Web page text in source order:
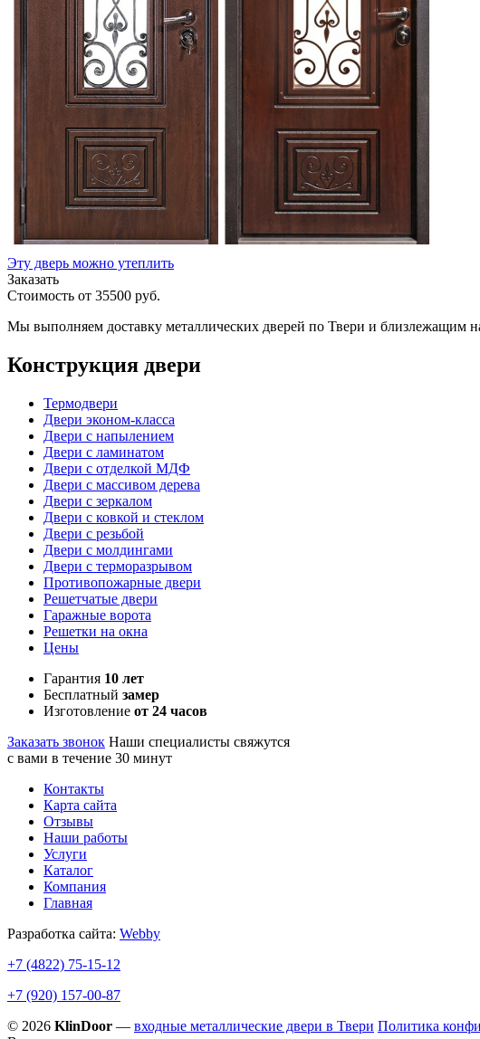
Эту дверь можно утеплить
Заказать
Стоимость от 35500 руб.
Мы выполняем доставку металлических дверей по Твери и близлежащим
Конструкция двери
Термодвери
Двери эконом-класса
Двери с напылением
Двери с ламинатом
Двери с отделкой МДФ
Двери с массивом дерева
Двери с зеркалом
Двери с ковкой и стеклом
Двери с резьбой
Двери с молдингами
Двери с терморазрывом
Противопожарные двери
Решетчатые двери
Гаражные ворота
Решетки на окна
Цены
Гарантия 10 лет
Бесплатный замер
Изготовление от 24 часов
Заказать звонок Наши специалисты свяжутся
с вами в течение 30 минут
Контакты
Карта сайта
Отзывы
Наши работы
Услуги
Каталог
Компания
Главная
Разработка сайта: Webby
+7 (4822) 75-15-12
+7 (920) 157-00-87
© 2026 KlinDoor — входные металлические двери в Твери Политика